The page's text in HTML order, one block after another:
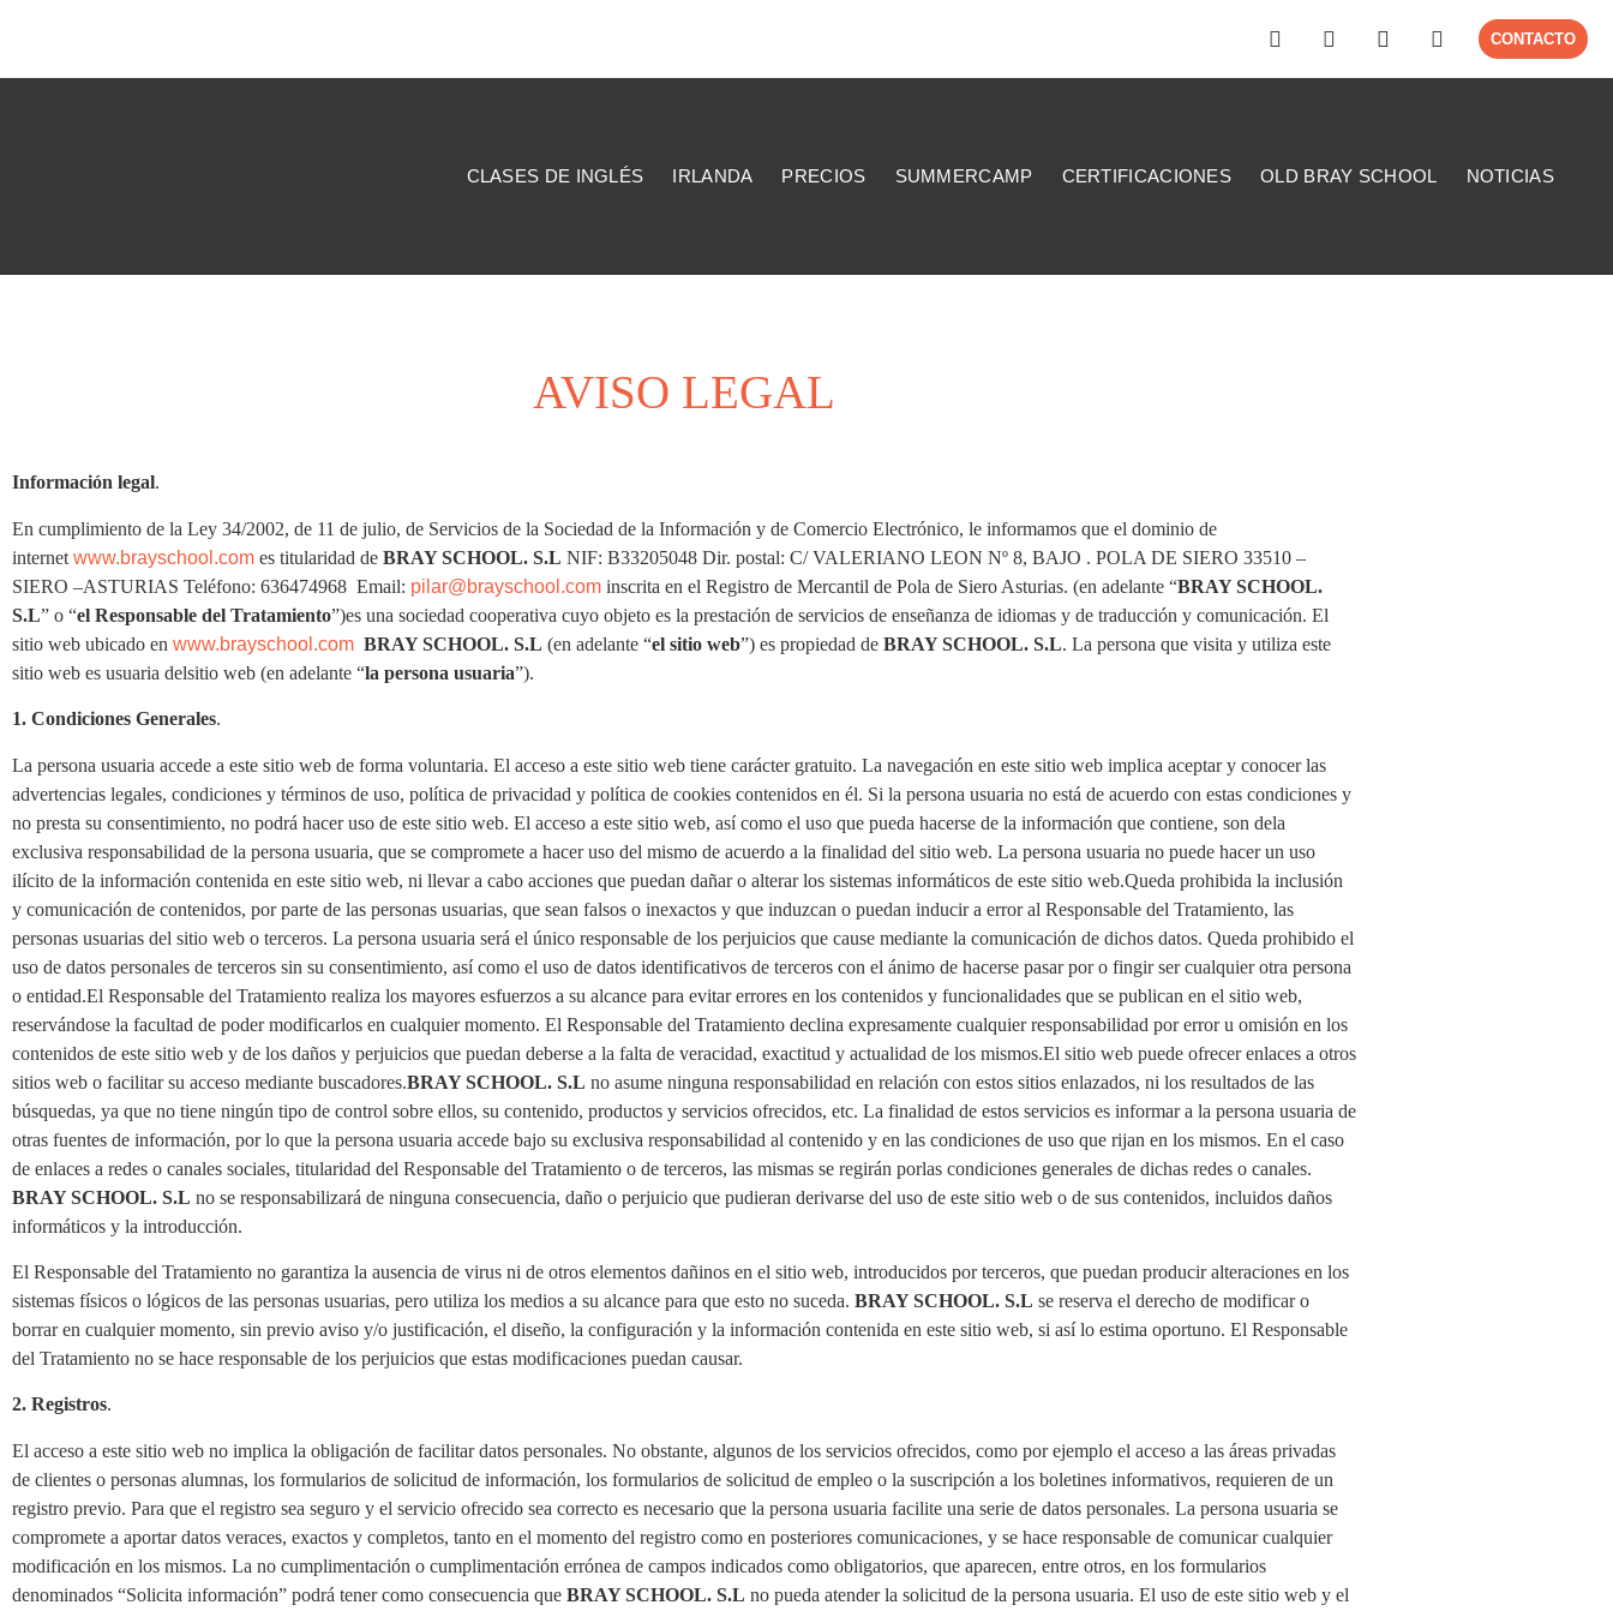
CONTACTO
CLASES DE INGLÉS IRLANDA PRECIOS SUMMERCAMP CERTIFICACIONES OLD BRAY SCHOOL NOTICIAS
AVISO LEGAL
Información legal.
En cumplimiento de la Ley 34/2002, de 11 de julio, de Servicios de la Sociedad de la Información y de Comercio Electrónico, le informamos que el dominio de
internet www.brayschool .com es titularidad de BRAY SCHOOL. S.L NIF: B33205048 Dir. postal: C/ VALERIANO LEON Nº 8, BAJO . POLA DE SIERO 33510 –
SIERO –ASTURIAS Teléfono: 636474968 Email: pilar@brayschool.com inscrita en el Registro de Mercantil de Pola de Siero Asturias. (en adelante “BRAY SCHOOL.
S.L” o “el Responsable del Tratamiento”)es una sociedad cooperativa cuyo objeto es la prestación de servicios de enseñanza de idiomas y de traducción y comunicación. El
sitio web ubicado en www.brayschool .com BRAY SCHOOL. S.L (en adelante “el sitio web”) es propiedad de BRAY SCHOOL. S.L. La persona que visita y utiliza este
sitio web es usuaria delsitio web (en adelante “la persona usuaria”).
1. Condiciones Generales.
La persona usuaria accede a este sitio web de forma voluntaria. El acceso a este sitio web tiene carácter gratuito. La navegación en este sitio web implica aceptar y conocer las
advertencias legales, condiciones y términos de uso, política de privacidad y política de cookies contenidos en él. Si la persona usuaria no está de acuerdo con estas condiciones y
no presta su consentimiento, no podrá hacer uso de este sitio web. El acceso a este sitio web, así como el uso que pueda hacerse de la información que contiene, son dela
exclusiva responsabilidad de la persona usuaria, que se compromete a hacer uso del mismo de acuerdo a la finalidad del sitio web. La persona usuaria no puede hacer un uso
ilícito de la información contenida en este sitio web, ni llevar a cabo acciones que puedan dañar o alterar los sistemas informáticos de este sitio web.Queda prohibida la inclusión
y comunicación de contenidos, por parte de las personas usuarias, que sean falsos o inexactos y que induzcan o puedan inducir a error al Responsable del Tratamiento, las
personas usuarias del sitio web o terceros. La persona usuaria será el único responsable de los perjuicios que cause mediante la comunicación de dichos datos. Queda prohibido el
uso de datos personales de terceros sin su consentimiento, así como el uso de datos identificativos de terceros con el ánimo de hacerse pasar por o fingir ser cualquier otra persona
o entidad.El Responsable del Tratamiento realiza los mayores esfuerzos a su alcance para evitar errores en los contenidos y funcionalidades que se publican en el sitio web,
reservándose la facultad de poder modificarlos en cualquier momento. El Responsable del Tratamiento declina expresamente cualquier responsabilidad por error u omisión en los
contenidos de este sitio web y de los daños y perjuicios que puedan deberse a la falta de veracidad, exactitud y actualidad de los mismos.El sitio web puede ofrecer enlaces a otros
sitios web o facilitar su acceso mediante buscadores.BRAY SCHOOL. S.L no asume ninguna responsabilidad en relación con estos sitios enlazados, ni los resultados de las
búsquedas, ya que no tiene ningún tipo de control sobre ellos, su contenido, productos y servicios ofrecidos, etc. La finalidad de estos servicios es informar a la persona usuaria de
otras fuentes de información, por lo que la persona usuaria accede bajo su exclusiva responsabilidad al contenido y en las condiciones de uso que rijan en los mismos. En el caso
de enlaces a redes o canales sociales, titularidad del Responsable del Tratamiento o de terceros, las mismas se regirán porlas condiciones generales de dichas redes o canales.
BRAY SCHOOL. S.L no se responsabilizará de ninguna consecuencia, daño o perjuicio que pudieran derivarse del uso de este sitio web o de sus contenidos, incluidos daños
informáticos y la introducción.
El Responsable del Tratamiento no garantiza la ausencia de virus ni de otros elementos dañinos en el sitio web, introducidos por terceros, que puedan producir alteraciones en los
sistemas físicos o lógicos de las personas usuarias, pero utiliza los medios a su alcance para que esto no suceda. BRAY SCHOOL. S.L se reserva el derecho de modificar o
borrar en cualquier momento, sin previo aviso y/o justificación, el diseño, la configuración y la información contenida en este sitio web, si así lo estima oportuno. El Responsable
del Tratamiento no se hace responsable de los perjuicios que estas modificaciones puedan causar.
2. Registros.
El acceso a este sitio web no implica la obligación de facilitar datos personales. No obstante, algunos de los servicios ofrecidos, como por ejemplo el acceso a las áreas privadas
de clientes o personas alumnas, los formularios de solicitud de información, los formularios de solicitud de empleo o la suscripción a los boletines informativos, requieren de un
registro previo. Para que el registro sea seguro y el servicio ofrecido sea correcto es necesario que la persona usuaria facilite una serie de datos personales. La persona usuaria se
compromete a aportar datos veraces, exactos y completos, tanto en el momento del registro como en posteriores comunicaciones, y se hace responsable de comunicar cualquier
modificación en los mismos. La no cumplimentación o cumplimentación errónea de campos indicados como obligatorios, que aparecen, entre otros, en los formularios
denominados “Solicita información” podrá tener como consecuencia que BRAY SCHOOL. S.L no pueda atender la solicitud de la persona usuaria. El uso de este sitio web y el